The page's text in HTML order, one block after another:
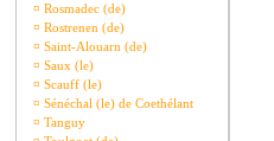
¤ Rosmadec (de)
¤ Rostrenen (de)
¤ Saint-Alouarn (de)
¤ Saux (le)
¤ Scauff (le)
¤ Sénéchal (le) de Coethélant
¤ Tanguy